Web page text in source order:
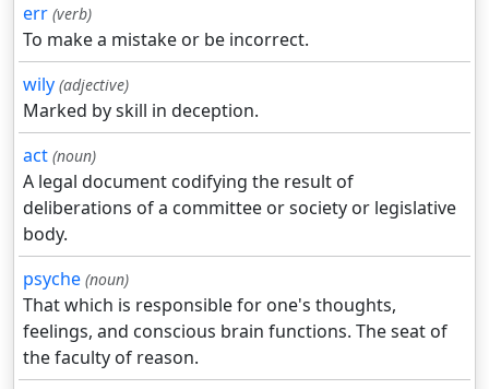
err (verb)
To make a mistake or be incorrect.
wily (adjective)
Marked by skill in deception.
act (noun)
A legal document codifying the result of
deliberations of a committee or society or legislative
body.
psyche (noun)
That which is responsible for one's thoughts,
feelings, and conscious brain functions. The seat of
the faculty of reason.